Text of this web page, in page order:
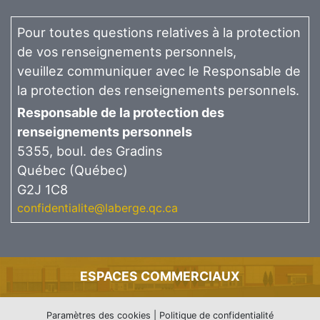
Pour toutes questions relatives à la protection
de vos renseignements personnels,
veuillez communiquer avec le Responsable de
la protection des renseignements personnels.
Responsable de la protection des
renseignements personnels
5355, boul. des Gradins
Québec (Québec)
G2J 1C8
confidentialite@laberge.qc.ca
ESPACES COMMERCIAUX
Paramètres des cookies Politique de confidentialité